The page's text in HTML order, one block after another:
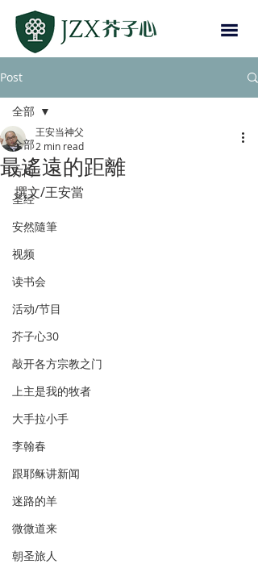
Post
全部
方向
圣经
安然隨筆
视频
读书会
活动/节目
芥子心30
敲开各方宗教之门
上主是我的牧者
大手拉小手
李翰春
跟耶稣讲新闻
迷路的羊
微微道来
朝圣旅人
全部
最遙遠的距離
王安当神父
2 min read
撰文/王安當